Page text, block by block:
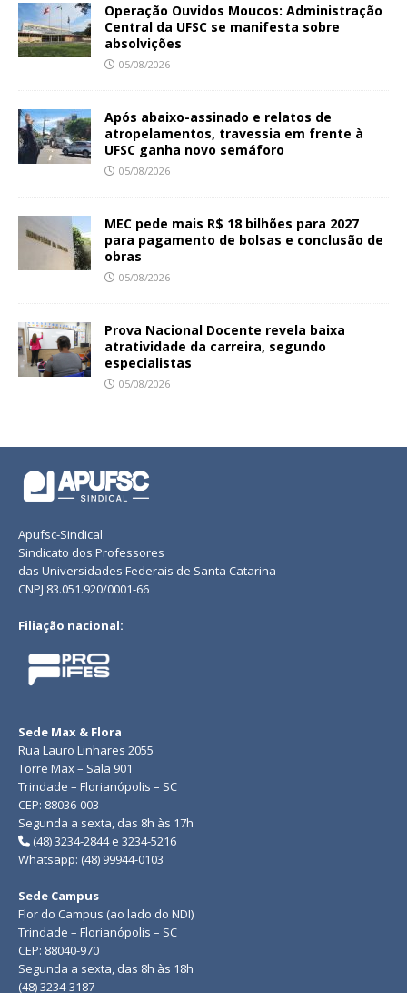
Operação Ouvidos Moucos: Administração
Central da UFSC se manifesta sobre
absolvições
05/08/2026
Após abaixo-assinado e relatos de
atropelamentos, travessia em frente à
UFSC ganha novo semáforo
05/08/2026
MEC pede mais R$ 18 bilhões para 2027
para pagamento de bolsas e conclusão de
obras
05/08/2026
Prova Nacional Docente revela baixa
atratividade da carreira, segundo
especialistas
05/08/2026
Apufsc-Sindical
Sindicato dos Professores
das Universidades Federais de Santa Catarina
CNPJ 83.051.920/0001-66
Filiação nacional:
Sede Max & Flora
Rua Lauro Linhares 2055
Torre Max – Sala 901
Trindade – Florianópolis – SC
CEP: 88036-003
Segunda a sexta, das 8h às 17h
(48) 3234-2844 e 3234-5216
Whatsapp: (48) 99944-0103
Sede Campus
Flor do Campus (ao lado do NDI)
Trindade – Florianópolis – SC
CEP: 88040-970
Segunda a sexta, das 8h às 18h
(48) 3234-3187